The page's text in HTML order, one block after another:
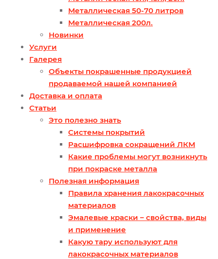
Металлическая 50-70 литров
Металлическая 200л.
Новинки
Услуги
Галерея
Объекты покрашенные продукцией
продаваемой нашей компанией
Доставка и оплата
Статьи
Это полезно знать
Системы покрытий
Расшифровка сокращений ЛКМ
Какие проблемы могут возникнуть
при покраске металла
Полезная информация
Правила хранения лакокрасочных
материалов
Эмалевые краски – свойства, виды
и применение
Какую тару используют для
лакокрасочных материалов